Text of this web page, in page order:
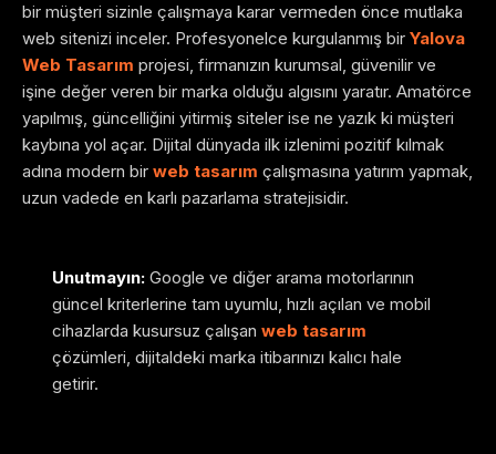
bir müşteri sizinle çalışmaya karar vermeden önce mutlaka
web sitenizi inceler. Profesyonelce kurgulanmış bir Yalova
Web Tasarım projesi, firmanızın kurumsal, güvenilir ve
işine değer veren bir marka olduğu algısını yaratır. Amatörce
yapılmış, güncelliğini yitirmiş siteler ise ne yazık ki müşteri
kaybına yol açar. Dijital dünyada ilk izlenimi pozitif kılmak
adına modern bir web tasarım çalışmasına yatırım yapmak,
uzun vadede en karlı pazarlama stratejisidir.
Unutmayın: Google ve diğer arama motorlarının
güncel kriterlerine tam uyumlu, hızlı açılan ve mobil
cihazlarda kusursuz çalışan web tasarım
çözümleri, dijitaldeki marka itibarınızı kalıcı hale
getirir.